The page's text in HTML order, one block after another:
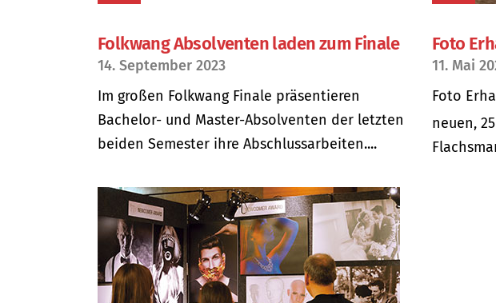
Folkwang Absolventen laden zum Finale
14. September 2023
Im großen Folkwang Finale präsentieren
Bachelor- und Master-Absolventen der letzten
beiden Semester ihre Abschlussarbeiten....
Foto
11. Mai
Foto
neuen,